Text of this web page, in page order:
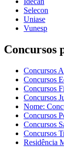
Selecon
Uniase
Vunesp
Concursos
Concursos
Concursos
Concursos
Concursos
Nome:
Concursos
Concursos
Concursos
Residência